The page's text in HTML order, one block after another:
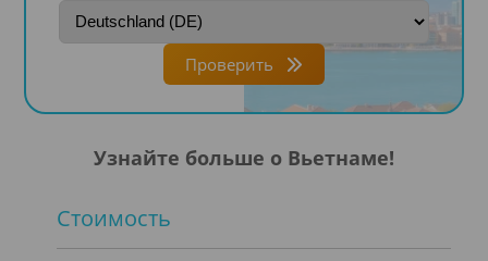
Проверить
Узнайте больше о Вьетнаме!
Стоимость